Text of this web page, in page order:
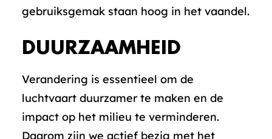
gebruiksgemak staan hoog in het vaandel.
DUURZAAMHEID
Verandering is essentieel om de
luchtvaart duurzamer te maken en de
impact op het milieu te verminderen.
Daarom zijn we actief bezig met het